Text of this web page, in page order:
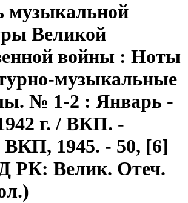
музыкальной
Великой
войны : Ноты
музыкальные
№ 1-2 : Январь -
г. / ВКП. -
1945. - 50, [6]
РК: Велик. Отеч.